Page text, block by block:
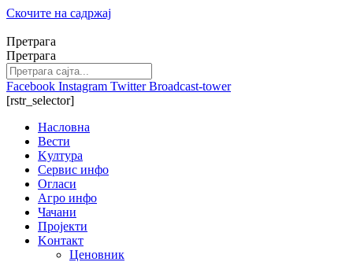
Скочите на садржај
Претрага
Претрага
Facebook Instagram Twitter Broadcast-tower
[rstr_selector]
Насловна
Вести
Kултура
Сервис инфо
Огласи
Агро инфо
Чачани
Пројекти
Kонтакт
Ценовник